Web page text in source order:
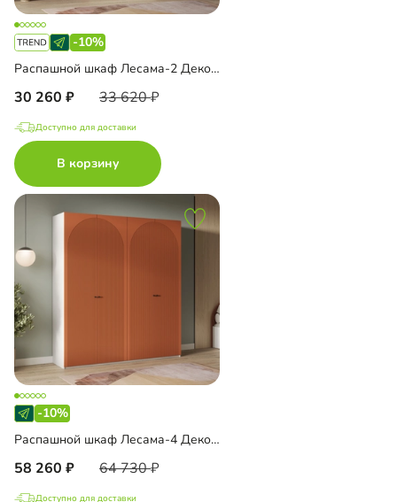
-10%
Распашной шкаф Лесама-2 Декор 4
30 260 33 620
Доступно для доставки
В корзину
-10%
Распашной шкаф Лесама-4 Декор 4
58 260 64 730
Доступно для доставки